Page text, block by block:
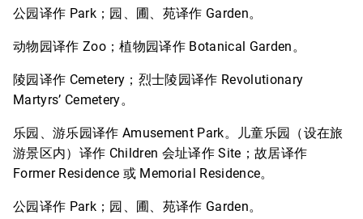
公园译作 Park；园、圃、苑译作 Garden。
动物园译作 Zoo；植物园译作 Botanical Garden。
陵园译作 Cemetery；烈士陵园译作 Revolutionary
Martyrs’ Cemetery。
乐园、游乐园译作 Amusement Park。儿童乐园（设在旅
游景区内）译作 Children 会址译作 Site；故居译作
Former Residence 或 Memorial Residence。
公园译作 Park；园、圃、苑译作 Garden。